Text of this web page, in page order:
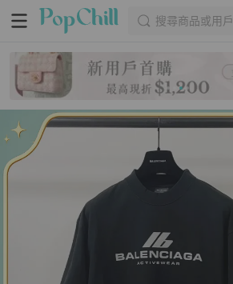
搜尋商品或用戶